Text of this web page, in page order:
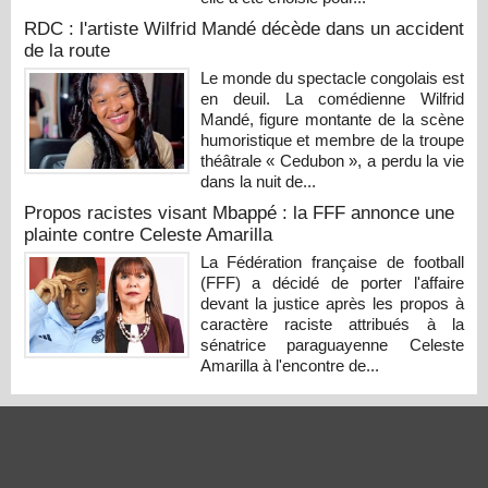
RDC : l'artiste Wilfrid Mandé décède dans un accident
de la route
Le monde du spectacle congolais est
en deuil. La comédienne Wilfrid
Mandé, figure montante de la scène
humoristique et membre de la troupe
théâtrale « Cedubon », a perdu la vie
dans la nuit de...
Propos racistes visant Mbappé : la FFF annonce une
plainte contre Celeste Amarilla
La Fédération française de football
(FFF) a décidé de porter l'affaire
devant la justice après les propos à
caractère raciste attribués à la
sénatrice paraguayenne Celeste
Amarilla à l'encontre de...